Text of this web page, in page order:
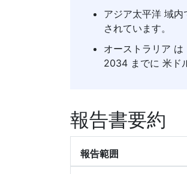
アジア太平洋 域
されています。
オーストラリア は
2034 までに 米ド
報告書要約
報告範囲